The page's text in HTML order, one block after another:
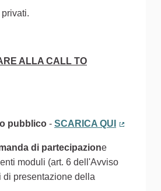
ALLA CALL TO
pubblico - SCARICA QUI
di partecipazione
moduli (art. 6 dell'Avviso
di presentazione della